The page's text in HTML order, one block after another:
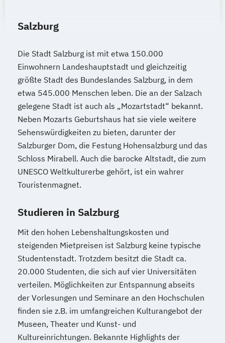
Salzburg
Die Stadt Salzburg ist mit etwa 150.000
Einwohnern Landeshauptstadt und gleichzeitig
größte Stadt des Bundeslandes Salzburg, in dem
etwa 545.000 Menschen leben. Die an der Salzach
gelegene Stadt ist auch als „Mozartstadt“ bekannt.
Neben Mozarts Geburtshaus hat sie viele weitere
Sehenswürdigkeiten zu bieten, darunter der
Salzburger Dom, die Festung Hohensalzburg und das
Schloss Mirabell. Auch die barocke Altstadt, die zum
UNESCO Weltkulturerbe gehört, ist ein wahrer
Touristenmagnet.
Studieren in Salzburg
Mit den hohen Lebenshaltungskosten und
steigenden Mietpreisen ist Salzburg keine typische
Studentenstadt. Trotzdem besitzt die Stadt ca.
20.000 Studenten, die sich auf vier Universitäten
verteilen. Möglichkeiten zur Entspannung abseits
der Vorlesungen und Seminare an den Hochschulen
finden sie z.B. im umfangreichen Kulturangebot der
Museen, Theater und Kunst- und
Kultureinrichtungen. Bekannte Highlights der